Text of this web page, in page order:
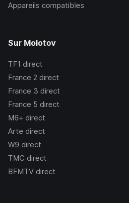
Appareils compatibles
Sur Molotov
TF1 direct
France 2 direct
France 3 direct
France 5 direct
M6+ direct
Arte direct
W9 direct
TMC direct
BFMTV direct